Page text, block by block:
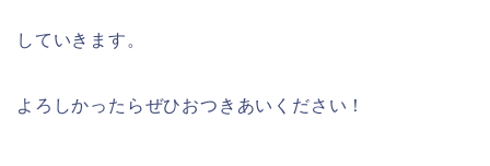
していきます。
よろしかったらぜひおつきあいください！